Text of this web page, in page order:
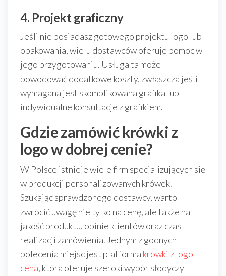
4. Projekt graficzny
Jeśli nie posiadasz gotowego projektu logo lub
opakowania, wielu dostawców oferuje pomoc w
jego przygotowaniu. Usługa ta może
powodować dodatkowe koszty, zwłaszcza jeśli
wymagana jest skomplikowana grafika lub
indywidualne konsultacje z grafikiem.
Gdzie zamówić krówki z
logo w dobrej cenie?
W Polsce istnieje wiele firm specjalizujących się
w produkcji personalizowanych krówek.
Szukając sprawdzonego dostawcy, warto
zwrócić uwagę nie tylko na cenę, ale także na
jakość produktu, opinie klientów oraz czas
realizacji zamówienia. Jednym z godnych
polecenia miejsc jest platforma krówki z logo
cena, która oferuje szeroki wybór słodyczy